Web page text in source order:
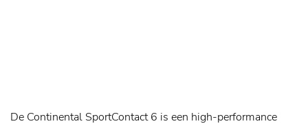
De Continental SportContact 6 is een high-performance